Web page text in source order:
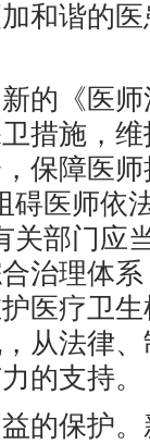
和谐的
《医师
措施，
保障医
碍医师依
关部门应
治理体
医疗卫
从法律
的支持。
保护。